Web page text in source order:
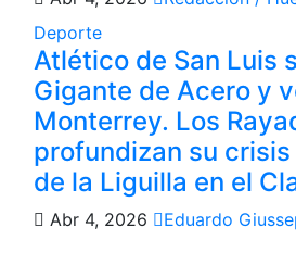
Deporte
Atlético de San Luis
Gigante de Acero y
Monterrey. Los
profundizan su crisis
de la Liguilla en el
Abr 4, 2026 Eduardo